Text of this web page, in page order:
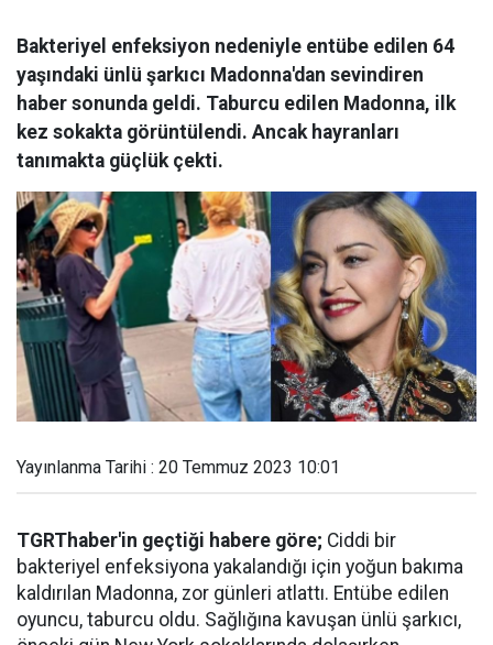
Bakteriyel enfeksiyon nedeniyle entübe edilen 64
yaşındaki ünlü şarkıcı Madonna'dan sevindiren
haber sonunda geldi. Taburcu edilen Madonna, ilk
kez sokakta görüntülendi. Ancak hayranları
tanımakta güçlük çekti.
Yayınlanma Tarihi : 20 Temmuz 2023 10:01
TGRThaber'in geçtiği habere göre; Ciddi bir
bakteriyel enfeksiyona yakalandığı için yoğun bakıma
kaldırılan Madonna, zor günleri atlattı. Entübe edilen
oyuncu, taburcu oldu. Sağlığına kavuşan ünlü şarkıcı,